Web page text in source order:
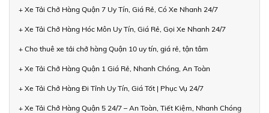
+ Xe Tải Chở Hàng Quận 7 Uy Tín, Giá Rẻ, Có Xe Nhanh 24/7
+ Xe Tải Chở Hàng Hóc Môn Uy Tín, Giá Rẻ, Gọi Xe Nhanh 24/7
+ Cho thuê xe tải chở hàng Quận 10 uy tín, giá rẻ, tận tâm
+ Xe Tải Chở Hàng Quận 1 Giá Rẻ, Nhanh Chóng, An Toàn
+ Xe Tải Chở Hàng Đi Tỉnh Uy Tín, Giá Tốt | Phục Vụ 24/7
+ Xe Tải Chở Hàng Quận 5 24/7 – An Toàn, Tiết Kiệm, Nhanh Chóng